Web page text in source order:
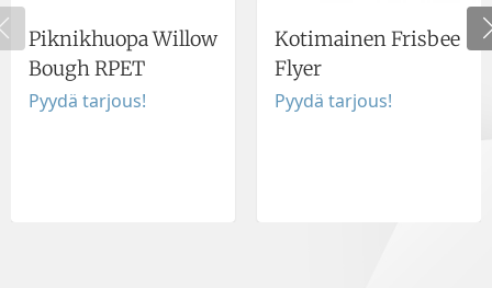
Piknikhuopa Willow
Bough RPET
Pyydä tarjous!
Kotimainen Frisbee
Flyer
Pyydä tarjous!